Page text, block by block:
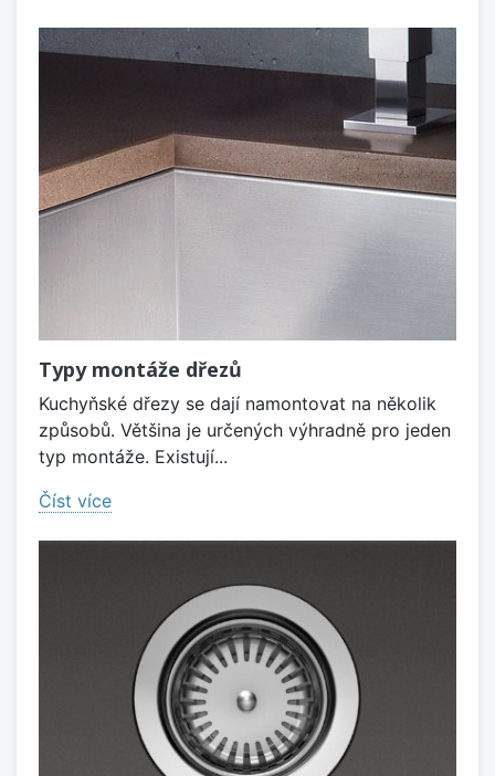
Typy montáže dřezů
Kuchyňské dřezy se dají namontovat na několik
způsobů. Většina je určených výhradně pro jeden
typ montáže. Existují...
Číst více